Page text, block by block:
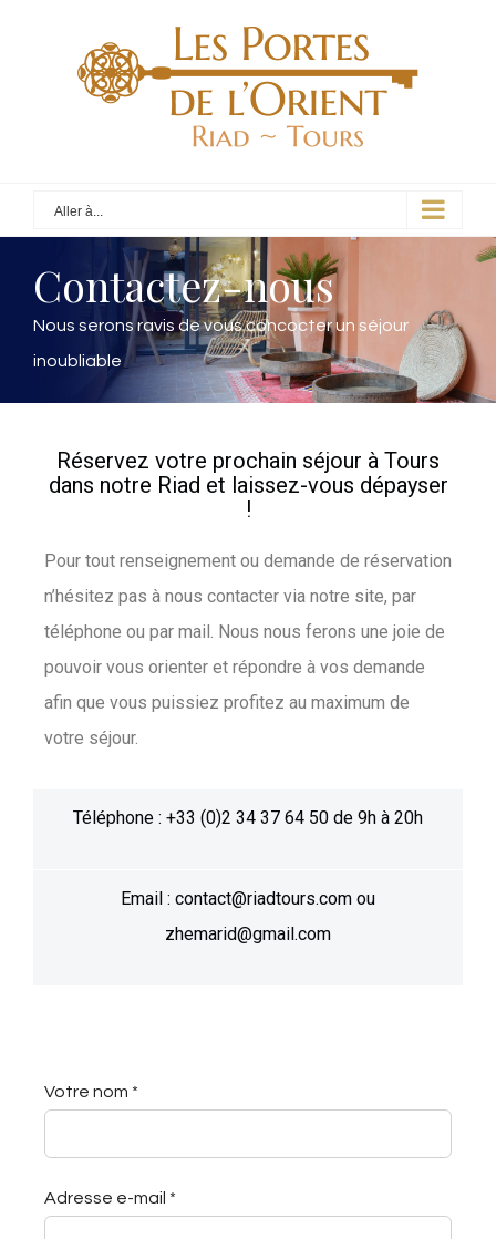
Aller à...
Contactez-nous
Nous serons ravis de vous concocter un séjour
inoubliable
Réservez votre prochain séjour à Tours
dans notre Riad et laissez-vous dépayser
!
Pour tout renseignement ou demande de réservation
n’hésitez pas à nous contacter via notre site, par
téléphone ou par mail. Nous nous ferons une joie de
pouvoir vous orienter et répondre à vos demande
afin que vous puissiez profitez au maximum de
votre séjour.
Téléphone : +33 (0)2 34 37 64 50 de 9h à 20h
Email : contact@riadtours.com ou
zhemarid@gmail.com
Votre nom *
Adresse e-mail *